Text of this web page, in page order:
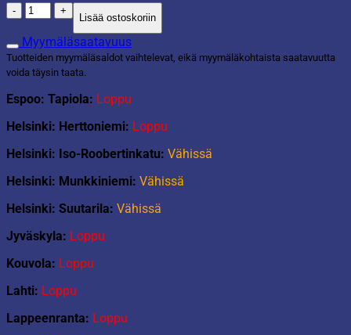
Lego
Classic
11029
Luova
hupipakkaus
juhliin
määrä
Lisää ostoskoriin
Myymäläsaatavuus
Tuotteiden myymäläsaldot vaihtelevat, eikä myymäläkohtaista saatavuutta
voida täysin taata.
Espoo: Tapiola: Loppu
Helsinki: Herttoniemi: Loppu
Helsinki: Iso-Roobertinkatu: Vähissä
Helsinki: Munkkiniemi: Vähissä
Helsinki: Suutarila: Vähissä
Jyväskyla: Loppu
Kouvola: Loppu
Lahti: Loppu
Lappeenranta: Loppu